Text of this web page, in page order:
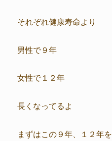
それぞれ健康寿命より
男性で９年
女性で１２年
長くなってるよ
まずはこの９年、１２年を